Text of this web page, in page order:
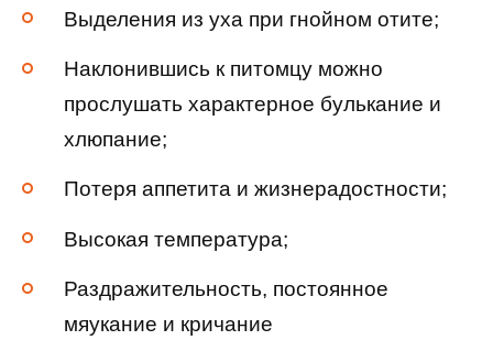
Выделения из уха при гнойном отите;
Наклонившись к питомцу можно
прослушать характерное булькание и
хлюпание;
Потеря аппетита и жизнерадостности;
Высокая температура;
Раздражительность, постоянное
мяукание и кричание